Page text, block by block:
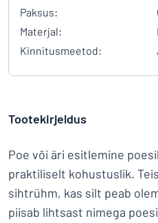
Paksus:
Materjal:
Kinnitusmeetod:
Tootekirjeldus
Poe või äri esitlemine
praktiliselt kohustuslik.
sihtrühm, kas silt peab
piisab lihtsast nimega